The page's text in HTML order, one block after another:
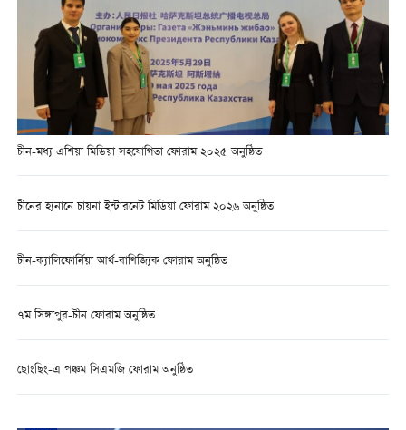
চীন-মধ্য এশিয়া মিডিয়া সহযোগিতা ফোরাম ২০২৫ অনুষ্ঠিত
চীনের হ্যনানে চায়না ইন্টারনেট মিডিয়া ফোরাম ২০২৬ অনুষ্ঠিত
চীন-ক্যালিফোর্নিয়া আর্থ-বাণিজ্যিক ফোরাম অনুষ্ঠিত
৭ম সিঙ্গাপুর-চীন ফোরাম অনুষ্ঠিত
ছোংছিং-এ পঞ্চম সিএমজি ফোরাম অনুষ্ঠিত